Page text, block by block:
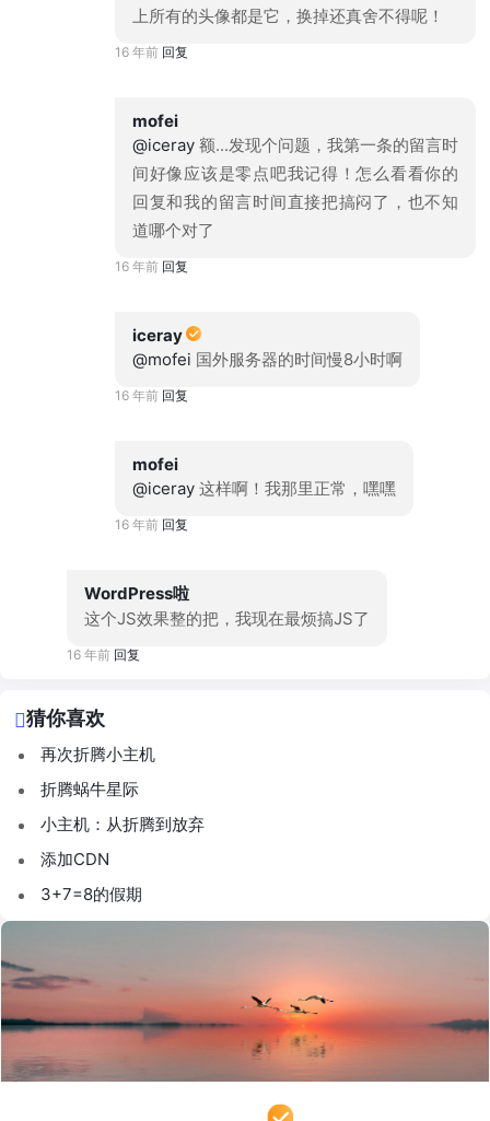
上所有的头像都是它，换掉还真舍不得呢！
16 年前 回复
mofei
@iceray 额...发现个问题，我第一条的留言时
间好像应该是零点吧我记得！怎么看看你的
回复和我的留言时间直接把搞闷了，也不知
道哪个对了
16 年前 回复
iceray
@mofei 国外服务器的时间慢8小时啊
16 年前 回复
mofei
@iceray 这样啊！我那里正常，嘿嘿
16 年前 回复
WordPress啦
这个JS效果整的把，我现在最烦搞JS了
16 年前 回复
猜你喜欢
再次折腾小主机
折腾蜗牛星际
小主机：从折腾到放弃
添加CDN
3+7=8的假期